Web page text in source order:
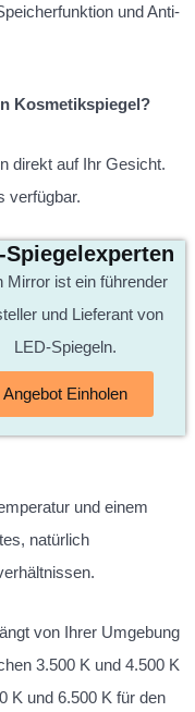
und Anti-
Kosmetikspiegel?
direkt auf Ihr Gesicht.
verfügbar.
Spiegelexperten
Mirror ist ein führender
und Lieferant von
LED-Spiegeln.
Angebot Einholen
und einem
natürlich
von Ihrer Umgebung
3.500 K und 4.500 K
K und 6.500 K für den